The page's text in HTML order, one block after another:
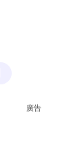
廣告